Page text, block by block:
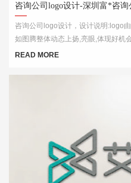
咨询公司logo设计-深圳富*咨询
咨询公司logo设计，设计说明:logo
如图腾整体动态上扬,亮眼,体现好机
目不忘
READ MORE